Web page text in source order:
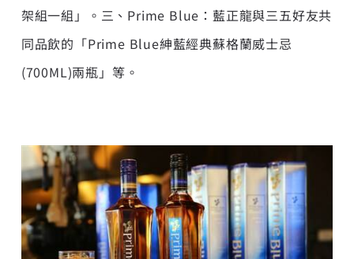
架組一組」。三、Prime Blue：藍正龍與三五好友共
同品飲的「Prime Blue紳藍經典蘇格蘭威士忌
(700ML)兩瓶」等。